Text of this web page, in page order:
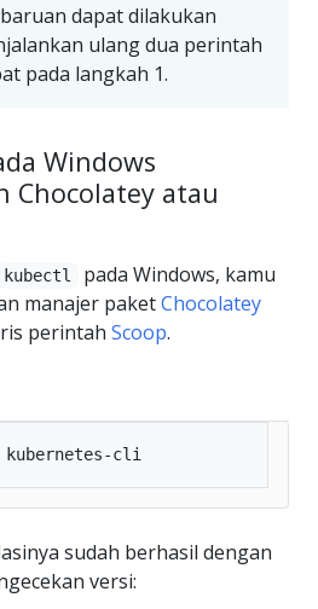
dapat dilakukan
ulang dua perintah
pada langkah 1.
Windows
Chocolatey atau
kubectl
pada Windows, kamu
manajer paketChocolatey
perintah Scoop.
sudah berhasil dengan
versi: